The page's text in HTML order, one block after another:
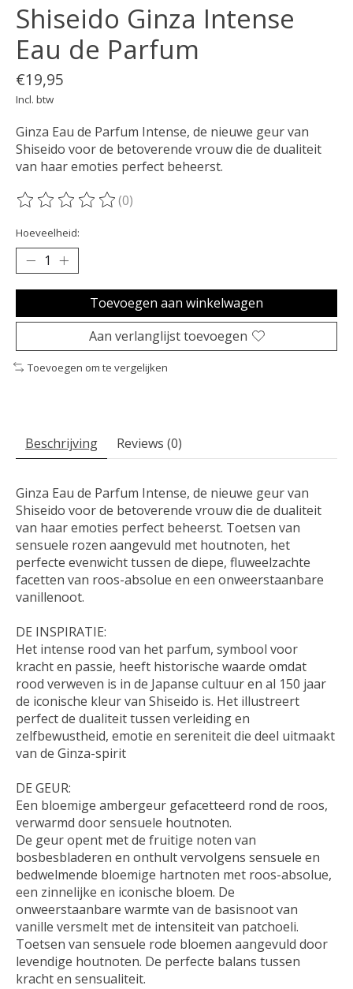
Shiseido Ginza Intense
Eau de Parfum
€19,95
Incl. btw
Ginza Eau de Parfum Intense, de nieuwe geur van
Shiseido voor de betoverende vrouw die de dualiteit
van haar emoties perfect beheerst.
De beoordeling van dit product is
(0)
Hoeveelheid:
Toevoegen aan winkelwagen
Aan verlanglijst toevoegen
Toevoegen om te vergelijken
Beschrijving Reviews (0)
Ginza Eau de Parfum Intense, de nieuwe geur van
Shiseido voor de betoverende vrouw die de dualiteit
van haar emoties perfect beheerst. Toetsen van
sensuele rozen aangevuld met houtnoten, het
perfecte evenwicht tussen de diepe, fluweelzachte
facetten van roos-absolue en een onweerstaanbare
vanillenoot.
DE INSPIRATIE:
Het intense rood van het parfum, symbool voor
kracht en passie, heeft historische waarde omdat
rood verweven is in de Japanse cultuur en al 150 jaar
de iconische kleur van Shiseido is. Het illustreert
perfect de dualiteit tussen verleiding en
zelfbewustheid, emotie en sereniteit die deel uitmaakt
van de Ginza-spirit
DE GEUR:
Een bloemige ambergeur gefacetteerd rond de roos,
verwarmd door sensuele houtnoten.
De geur opent met de fruitige noten van
bosbesbladeren en onthult vervolgens sensuele en
bedwelmende bloemige hartnoten met roos-absolue,
een zinnelijke en iconische bloem. De
onweerstaanbare warmte van de basisnoot van
vanille versmelt met de intensiteit van patchoeli.
Toetsen van sensuele rode bloemen aangevuld door
levendige houtnoten. De perfecte balans tussen
kracht en sensualiteit.